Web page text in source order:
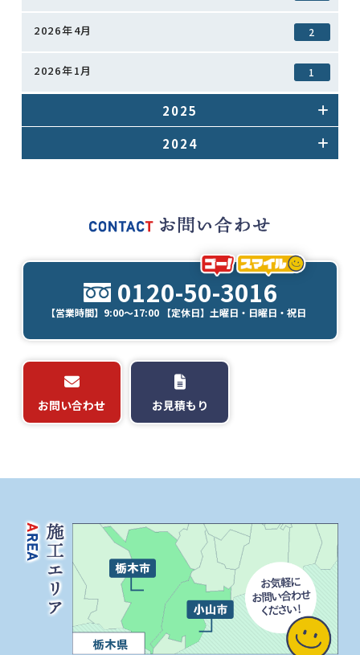
2026年4月 2
2026年1月 1
2025
2024
0120-50-3016
【営業時間】9:00～17:00 【定休日】土曜日・日曜日・祝日
お問い合わせ お見積もり